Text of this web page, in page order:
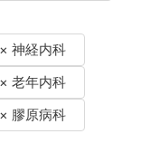
神経内科
老年内科
膠原病科